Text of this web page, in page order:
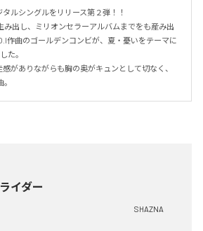
ルシングルをリリース第２弾！！
み出し、ミリオンセラーアルバムまでをも産み出
作曲のゴールデンコンビが、夏・憂いをテーマに
た。
がありながらも胸の奥がキュンとして切なく、
イダー
SHAZNA